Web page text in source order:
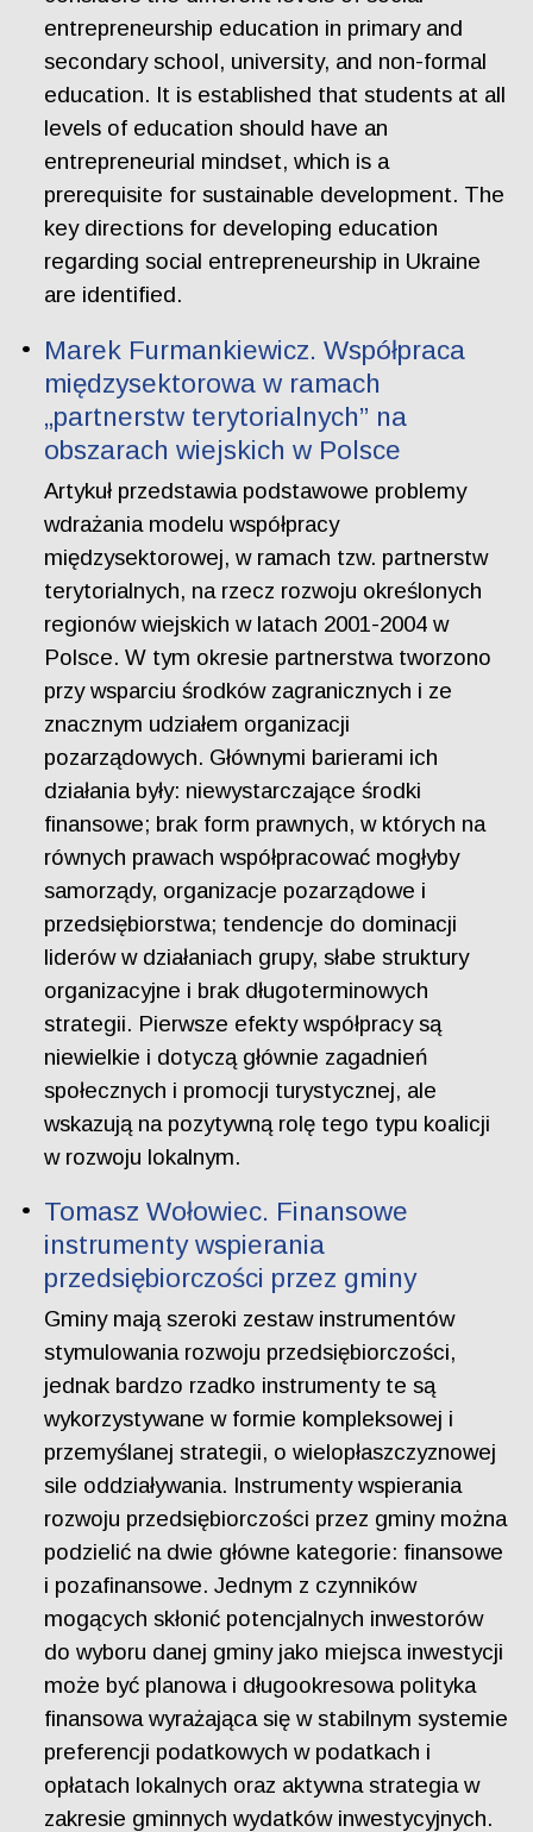
entrepreneurship education in primary and
secondary school, university, and non-formal
education. It is established that students at all
levels of education should have an
entrepreneurial mindset, which is a
prerequisite for sustainable development. The
key directions for developing education
regarding social entrepreneurship in Ukraine
are identified.
Marek Furmankiewicz. Współpraca
międzysektorowa w ramach
„partnerstw terytorialnych” na
obszarach wiejskich w Polsce
Artykuł przedstawia podstawowe problemy
wdrażania modelu współpracy
międzysektorowej, w ramach tzw. partnerstw
terytorialnych, na rzecz rozwoju określonych
regionów wiejskich w latach 2001-2004 w
Polsce. W tym okresie partnerstwa tworzono
przy wsparciu środków zagranicznych i ze
znacznym udziałem organizacji
pozarządowych. Głównymi barierami ich
działania były: niewystarczające środki
finansowe; brak form prawnych, w których na
równych prawach współpracować mogłyby
samorządy, organizacje pozarządowe i
przedsiębiorstwa; tendencje do dominacji
liderów w działaniach grupy, słabe struktury
organizacyjne i brak długoterminowych
strategii. Pierwsze efekty współpracy są
niewielkie i dotyczą głównie zagadnień
społecznych i promocji turystycznej, ale
wskazują na pozytywną rolę tego typu koalicji
w rozwoju lokalnym.
Tomasz Wołowiec. Finansowe
instrumenty wspierania
przedsiębiorczości przez gminy
Gminy mają szeroki zestaw instrumentów
stymulowania rozwoju przedsiębiorczości,
jednak bardzo rzadko instrumenty te są
wykorzystywane w formie kompleksowej i
przemyślanej strategii, o wielopłaszczyznowej
sile oddziaływania. Instrumenty wspierania
rozwoju przedsiębiorczości przez gminy można
podzielić na dwie główne kategorie: finansowe
i pozafinansowe. Jednym z czynników
mogących skłonić potencjalnych inwestorów
do wyboru danej gminy jako miejsca inwestycji
może być planowa i długookresowa polityka
finansowa wyrażająca się w stabilnym systemie
preferencji podatkowych w podatkach i
opłatach lokalnych oraz aktywna strategia w
zakresie gminnych wydatków inwestycyjnych.